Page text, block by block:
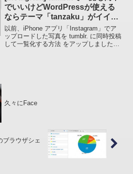
でいいけどWordPressが使える
ならテーマ「tanzaku」がイイ感
じ
以前、iPhone アプリ「Instagram」でア
ップロードした写真を tumblr. に同時投稿
して一覧化する方法 をアップしました
久々にFace
ブラウザシェ